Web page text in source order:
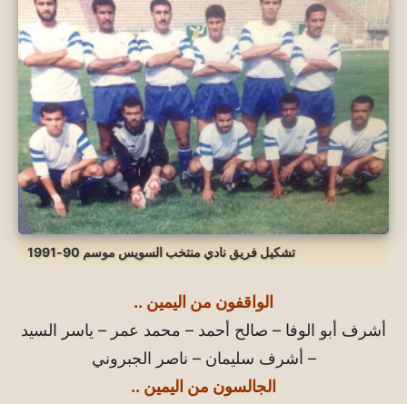
تشكيل فريق نادي منتخب السويس موسم 90-1991
الواقفون من اليمين ..
أشرف أبو الوفا – صالح أحمد – محمد عمر – ياسر السيد
– أشرف سليمان – ناصر الجبروني
الجالسون من اليمين ..